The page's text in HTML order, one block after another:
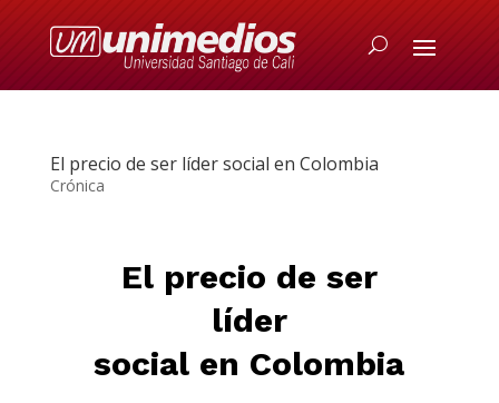
El precio de ser líder social en Colombia
Crónica
El precio de ser
líder
social en Colombia